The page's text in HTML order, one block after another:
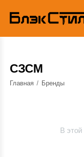
СЗСМ
Главная / Бренды
В этой